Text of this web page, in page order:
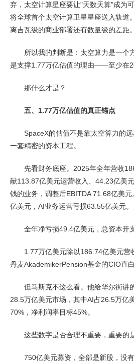
弃，太空计算星座要让"天数天算"成为
将全球首个太空计算卫星星座送入轨道
离吉瓦级的商业部署还有数量级的差距。
所以我的判断是：太空算力是一个
是支撑1.77万亿估值的理由——至少在
那什么才是？
五、1.77万亿估值的真正锚点
SpaceX的估值不是靠太空算力的
一套精密的资本工程。
先看财务底座。2025年全年营收
献113.87亿美元运营收入、44.23亿美
钱的业务，调整后EBITDA 71.68亿美
亿美元，AI业务运营亏损63.55亿美元。
全年净亏损49.4亿美元，总资本开
1.77万亿美元除以186.74亿美元营
丹麦AkademikerPension基金的CIO直
但马斯克不这么看。他给华尔街讲
28.5万亿美元市场，其中AI占26.5万亿
70%，净利润率目标45%。
这些数字是否合理不重要，重要的
750亿美元募资，全部是新股，没